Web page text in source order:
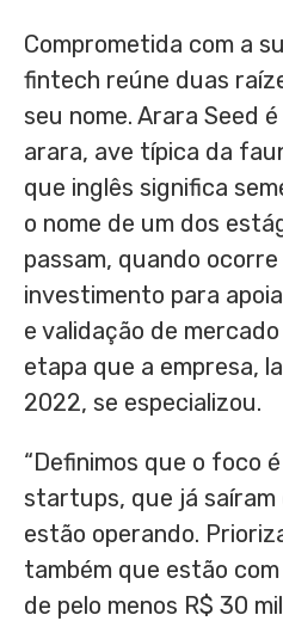
Comprometida com a
fintech reúne duas
seu nome. Arara Seed
arara, ave típica da
que inglês significa
o nome de um dos
passam, quando
investimento para
e validação de
etapa que a empresa,
2022, se especializou.
“Definimos que o foco
startups, que já saíram
estão operando.
também que estão
de pelo menos R$ 30